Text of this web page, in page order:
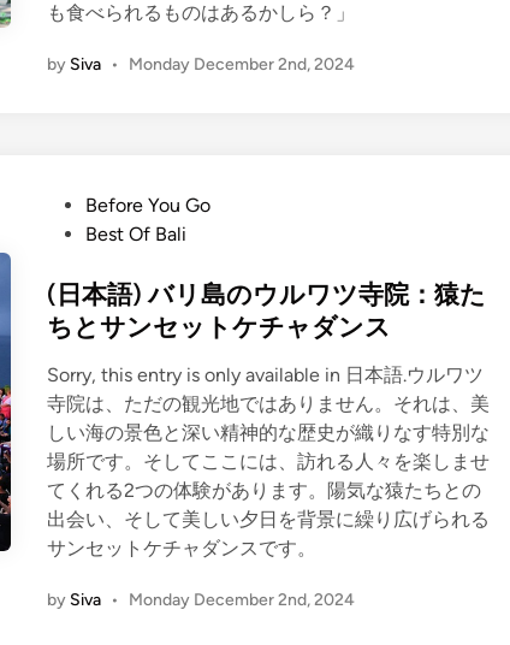
も食べられるものはあるかしら？」
by Siva • Monday December 2nd, 2024
t
e
i
n
Before You Go
Best Of Bali
(日本語) バリ島のウルワツ寺院：猿た
ちとサンセットケチャダンス
Sorry, this entry is only available in 日本語.ウルワツ
寺院は、ただの観光地ではありません。それは、美
しい海の景色と深い精神的な歴史が織りなす特別な
場所です。そしてここには、訪れる人々を楽しませ
てくれる2つの体験があります。陽気な猿たちとの
出会い、そして美しい夕日を背景に繰り広げられる
サンセットケチャダンスです。
by Siva • Monday December 2nd, 2024